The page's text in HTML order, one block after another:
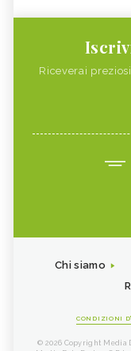
Riceverai
Chi siamo
CONDIZIONI
© 2026 Copyright Media